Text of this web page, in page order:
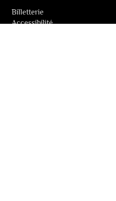
Billetterie
Accessibilité